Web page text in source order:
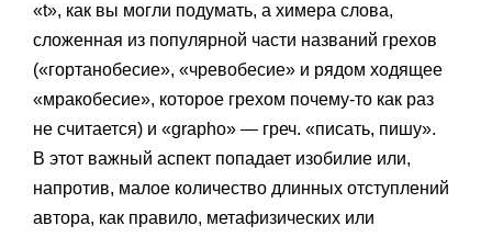
«t», как вы могли подумать, а химера слова,
сложенная из популярной части названий грехов
(«гортанобесие», «чревобесие» и рядом ходящее
«мракобесие», которое грехом почему-то как раз
не считается) и «grapho» — греч. «писать, пишу».
В этот важный аспект попадает изобилие или,
напротив, малое количество длинных отступлений
автора, как правило, метафизических или